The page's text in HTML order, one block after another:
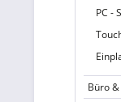
PC -
Büro